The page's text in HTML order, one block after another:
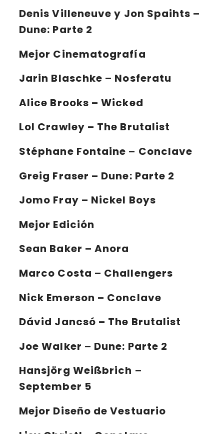
Denis Villeneuve y Jon Spaihts –
Dune: Parte 2
Mejor Cinematografía
Jarin Blaschke – Nosferatu
Alice Brooks – Wicked
Lol Crawley – The Brutalist
Stéphane Fontaine – Conclave
Greig Fraser – Dune: Parte 2
Jomo Fray – Nickel Boys
Mejor Edición
Sean Baker – Anora
Marco Costa – Challengers
Nick Emerson – Conclave
Dávid Jancsó – The Brutalist
Joe Walker – Dune: Parte 2
Hansjörg Weißbrich –
September 5
Mejor Diseño de Vestuario